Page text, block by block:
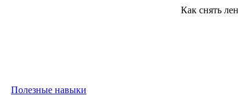
Как снять
Полезные навыки